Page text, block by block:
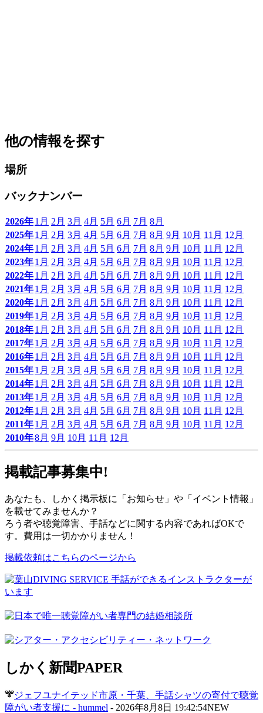
他の情報を探す
場所
バックナンバー
2026年1月 2月 3月 4月 5月 6月 7月 8月
2025年1月 2月 3月 4月 5月 6月 7月 8月 9月 10月 11月 12月
2024年1月 2月 3月 4月 5月 6月 7月 8月 9月 10月 11月 12月
2023年1月 2月 3月 4月 5月 6月 7月 8月 9月 10月 11月 12月
2022年1月 2月 3月 4月 5月 6月 7月 8月 9月 10月 11月 12月
2021年1月 2月 3月 4月 5月 6月 7月 8月 9月 10月 11月 12月
2020年1月 2月 3月 4月 5月 6月 7月 8月 9月 10月 11月 12月
2019年1月 2月 3月 4月 5月 6月 7月 8月 9月 10月 11月 12月
2018年1月 2月 3月 4月 5月 6月 7月 8月 9月 10月 11月 12月
2017年1月 2月 3月 4月 5月 6月 7月 8月 9月 10月 11月 12月
2016年1月 2月 3月 4月 5月 6月 7月 8月 9月 10月 11月 12月
2015年1月 2月 3月 4月 5月 6月 7月 8月 9月 10月 11月 12月
2014年1月 2月 3月 4月 5月 6月 7月 8月 9月 10月 11月 12月
2013年1月 2月 3月 4月 5月 6月 7月 8月 9月 10月 11月 12月
2012年1月 2月 3月 4月 5月 6月 7月 8月 9月 10月 11月 12月
2011年1月 2月 3月 4月 5月 6月 7月 8月 9月 10月 11月 12月
2010年8月 9月 10月 11月 12月
掲載記事募集中!
あなたも、しかく掲示板に「お知らせ」や「イベント情報」
を載せてみませんか？
ろう者や聴覚障害、手話などに関する内容であればOKで
す。費用は一切かかりません！
掲載依頼はこちらのページから
しかく新聞PAPER
ジェフユナイテッド市原・千葉、手話シャツの寄付で聴覚
障がい者支援に - hummel - 2026年8月8日 19:42:54NEW